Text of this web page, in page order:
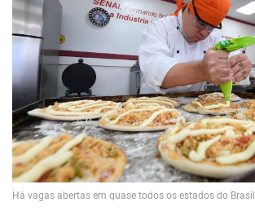
Há vagas abertas em quase todos os estados do Brasil